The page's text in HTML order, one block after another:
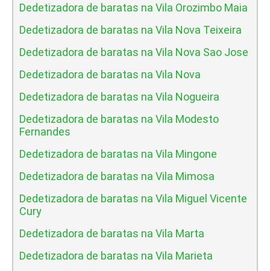
Dedetizadora de baratas na Vila Orozimbo Maia
Dedetizadora de baratas na Vila Nova Teixeira
Dedetizadora de baratas na Vila Nova Sao Jose
Dedetizadora de baratas na Vila Nova
Dedetizadora de baratas na Vila Nogueira
Dedetizadora de baratas na Vila Modesto
Fernandes
Dedetizadora de baratas na Vila Mingone
Dedetizadora de baratas na Vila Mimosa
Dedetizadora de baratas na Vila Miguel Vicente
Cury
Dedetizadora de baratas na Vila Marta
Dedetizadora de baratas na Vila Marieta